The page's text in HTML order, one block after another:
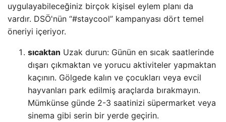
uygulayabileceğiniz birçok kişisel eylem planı da
vardır. DSÖ'nün “#staycool” kampanyası dört temel
öneriyi içeriyor.
sıcaktan Uzak durun: Günün en sıcak saatlerinde
dışarı çıkmaktan ve yorucu aktiviteler yapmaktan
kaçının. Gölgede kalın ve çocukları veya evcil
hayvanları park edilmiş araçlarda bırakmayın.
Mümkünse günde 2-3 saatinizi süpermarket veya
sinema gibi serin bir yerde geçirin.